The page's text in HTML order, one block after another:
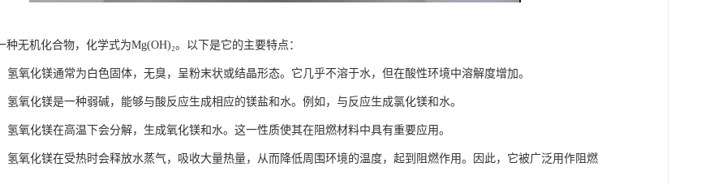
种无机化合物，化学式为Mg(OH)₂。以下是它的主要特点：
氢氧化镁通常为白色固体，无臭，呈粉末状或结晶形态。它几乎不溶于水，但在酸性环境中溶解度增加。
氢氧化镁是一种弱碱，能够与酸反应生成相应的镁盐和水。例如，与反应生成氯化镁和水。
氢氧化镁在高温下会分解，生成氧化镁和水。这一性质使其在阻燃材料中具有重要应用。
氢氧化镁在受热时会释放水蒸气，吸收大量热量，从而降低周围环境的温度，起到阻燃作用。因此，它被广泛用作阻燃